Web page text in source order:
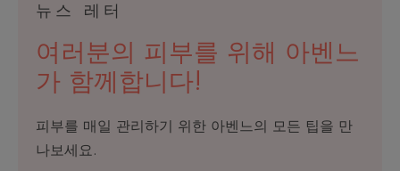
뉴스 레터
여러분의 피부를 위해 아벤느
가 함께합니다!
피부를 매일 관리하기 위한 아벤느의 모든 팁을 만
나보세요.